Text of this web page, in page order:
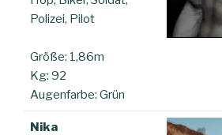
Polizei, Pilot
Größe: 1,86m
Kg: 92
Augenfarbe: Grün
Nika